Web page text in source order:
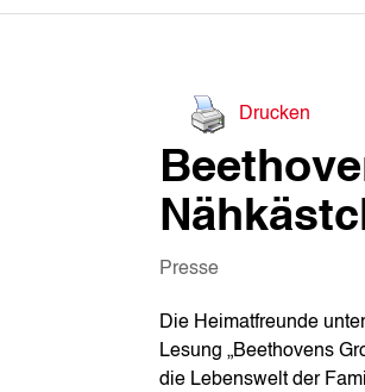
Drucken
Presse
Die Heimatfreunde
Lesung „Beethovens
die Lebenswelt der